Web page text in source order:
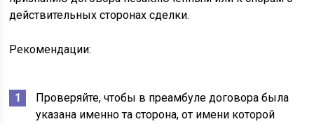
действительных сторонах сделки.
Рекомендации:
Проверяйте, чтобы в преамбуле договора была
указана именно та сторона, от имени которой